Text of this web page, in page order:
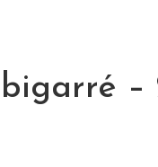
–